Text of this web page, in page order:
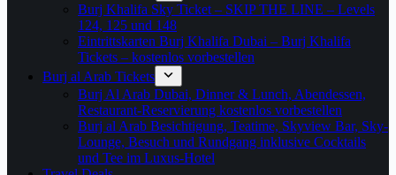
Burj Khalifa Sky Ticket – SKIP THE LINE – Levels
124, 125 und 148
Eintrittskarten Burj Khalifa Dubai – Burj Khalifa
Tickets – kostenlos vorbestellen
Burj al Arab Tickets
Burj Al Arab Dubai, Dinner & Lunch, Abendessen,
Restaurant-Reservierung kostenlos vorbestellen
Burj al Arab Besichtigung, Teatime, Skyview Bar, Sky-
Lounge, Besuch und Rundgang inklusive Cocktails
und Tee im Luxus-Hotel